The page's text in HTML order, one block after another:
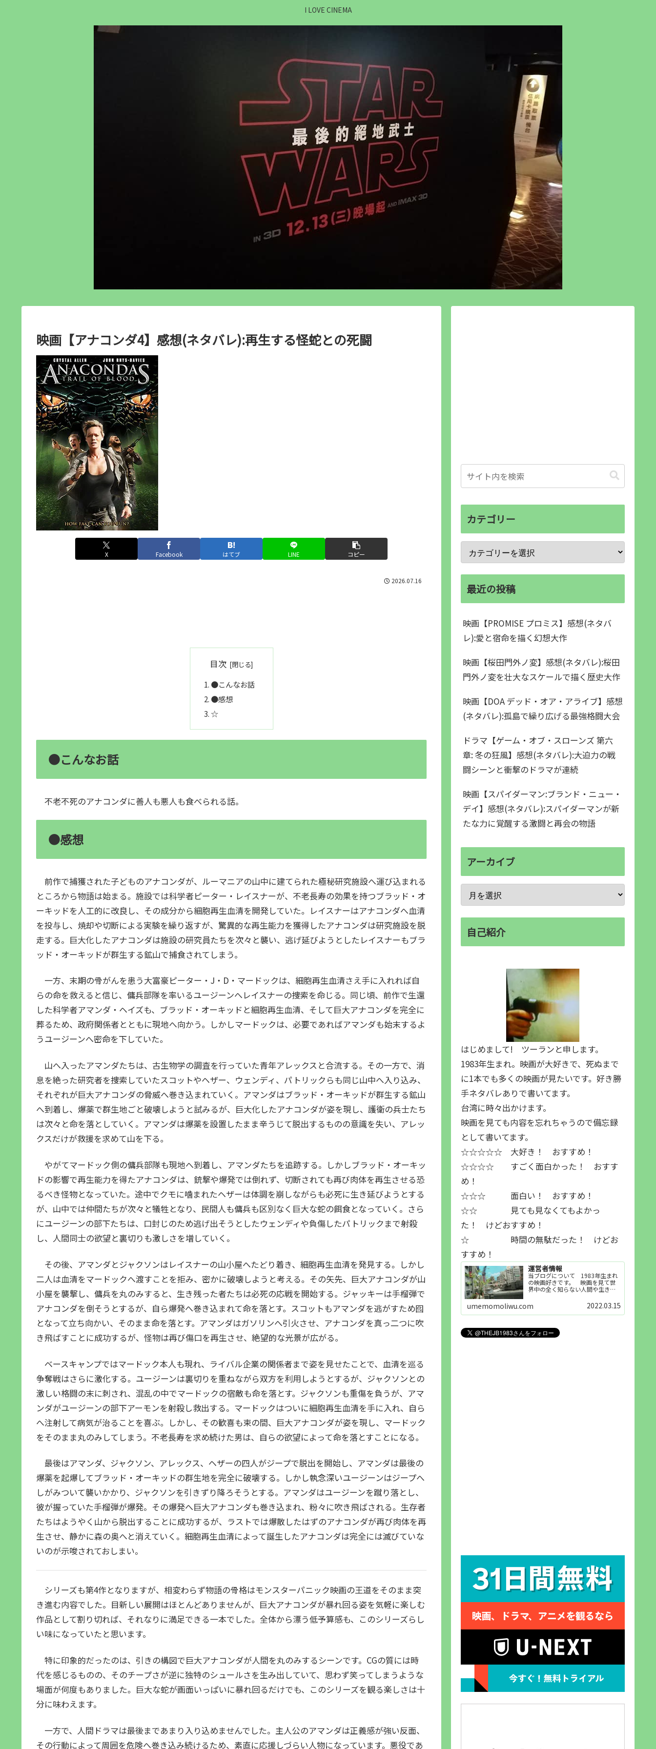
I LOVE CINEMA
映画【アナコンダ4】感想(ネタバレ):再生する怪蛇との死闘
X Facebook はてブ LINE コピー
2026.07.16
目次
●こんなお話
●感想
☆
●こんなお話
不老不死のアナコンダに善人も悪人も食べられる話。
●感想
前作で捕獲された子どものアナコンダが、ルーマニアの山中に建てられた極秘研究施設へ運び込まれる
ところから物語は始まる。施設では科学者ピーター・レイスナーが、不老長寿の効果を持つブラッド・オ
ーキッドを人工的に改良し、その成分から細胞再生血清を開発していた。レイスナーはアナコンダへ血清
を投与し、焼却や切断による実験を繰り返すが、驚異的な再生能力を獲得したアナコンダは研究施設を脱
走する。巨大化したアナコンダは施設の研究員たちを次々と襲い、逃げ延びようとしたレイスナーもブラ
ッド・オーキッドが群生する鉱山で捕食されてしまう。
一方、末期の骨がんを患う大富豪ピーター・J・D・マードックは、細胞再生血清さえ手に入れれば自
らの命を救えると信じ、傭兵部隊を率いるユージーンへレイスナーの捜索を命じる。同じ頃、前作で生還
した科学者アマンダ・ヘイズも、ブラッド・オーキッドと細胞再生血清、そして巨大アナコンダを完全に
葬るため、政府関係者とともに現地へ向かう。しかしマードックは、必要であればアマンダも始末するよ
うユージーンへ密命を下していた。
山へ入ったアマンダたちは、古生物学の調査を行っていた青年アレックスと合流する。その一方で、消
息を絶った研究者を捜索していたスコットやヘザー、ウェンディ、パトリックらも同じ山中へ入り込み、
それぞれが巨大アナコンダの脅威へ巻き込まれていく。アマンダはブラッド・オーキッドが群生する鉱山
へ到着し、爆薬で群生地ごと破壊しようと試みるが、巨大化したアナコンダが姿を現し、護衛の兵士たち
は次々と命を落としていく。アマンダは爆薬を設置したまま辛うじて脱出するものの意識を失い、アレッ
クスだけが救援を求めて山を下る。
やがてマードック側の傭兵部隊も現地へ到着し、アマンダたちを追跡する。しかしブラッド・オーキッ
ドの影響で再生能力を得たアナコンダは、銃撃や爆発では倒れず、切断されても再び肉体を再生させる恐
るべき怪物となっていた。途中でクモに噛まれたヘザーは体調を崩しながらも必死に生き延びようとする
が、山中では仲間たちが次々と犠牲となり、民間人も傭兵も区別なく巨大な蛇の餌食となっていく。さら
にユージーンの部下たちは、口封じのため逃げ出そうとしたウェンディや負傷したパトリックまで射殺
し、人間同士の欲望と裏切りも激しさを増していく。
その後、アマンダとジャクソンはレイスナーの山小屋へたどり着き、細胞再生血清を発見する。しかし
二人は血清をマードックへ渡すことを拒み、密かに破壊しようと考える。その矢先、巨大アナコンダが山
小屋を襲撃し、傭兵を丸のみすると、生き残った者たちは必死の応戦を開始する。ジャッキーは手榴弾で
アナコンダを倒そうとするが、自ら爆発へ巻き込まれて命を落とす。スコットもアマンダを逃がすため囮
となって立ち向かい、そのまま命を落とす。アマンダはガソリンへ引火させ、アナコンダを真っ二つに吹
き飛ばすことに成功するが、怪物は再び傷口を再生させ、絶望的な光景が広がる。
ベースキャンプではマードック本人も現れ、ライバル企業の関係者まで姿を見せたことで、血清を巡る
争奪戦はさらに激化する。ユージーンは裏切りを重ねながら双方を利用しようとするが、ジャクソンとの
激しい格闘の末に刺され、混乱の中でマードックの宿敵も命を落とす。ジャクソンも重傷を負うが、アマ
ンダがユージーンの部下アーモンを射殺し救出する。マードックはついに細胞再生血清を手に入れ、自ら
へ注射して病気が治ることを喜ぶ。しかし、その歓喜も束の間、巨大アナコンダが姿を現し、マードック
をそのまま丸のみしてしまう。不老長寿を求め続けた男は、自らの欲望によって命を落とすことになる。
最後はアマンダ、ジャクソン、アレックス、ヘザーの四人がジープで脱出を開始し、アマンダは最後の
爆薬を起爆してブラッド・オーキッドの群生地を完全に破壊する。しかし執念深いユージーンはジープへ
しがみついて襲いかかり、ジャクソンを引きずり降ろそうとする。アマンダはユージーンを蹴り落とし、
彼が握っていた手榴弾が爆発。その爆発へ巨大アナコンダも巻き込まれ、粉々に吹き飛ばされる。生存者
たちはようやく山から脱出することに成功するが、ラストでは爆散したはずのアナコンダが再び肉体を再
生させ、静かに森の奥へと消えていく。細胞再生血清によって誕生したアナコンダは完全には滅びていな
いのが示唆されておしまい。
シリーズも第4作となりますが、相変わらず物語の骨格はモンスターパニック映画の王道をそのまま突
き進む内容でした。目新しい展開はほとんどありませんが、巨大アナコンダが暴れ回る姿を気軽に楽しむ
作品として割り切れば、それなりに満足できる一本でした。全体から漂う低予算感も、このシリーズらし
い味になっていたと思います。
特に印象的だったのは、引きの構図で巨大アナコンダが人間を丸のみするシーンです。CGの質には時
代を感じるものの、そのチープさが逆に独特のシュールさを生み出していて、思わず笑ってしまうような
場面が何度もありました。巨大な蛇が画面いっぱいに暴れ回るだけでも、このシリーズを観る楽しさは十
分に味わえます。
一方で、人間ドラマは最後まであまり入り込めませんでした。主人公のアマンダは正義感が強い反面、
その行動によって周囲を危険へ巻き込み続けるため、素直に応援しづらい人物になっています。悪役であ
カテゴリー
最近の投稿
映画【PROMISE プロミス】感想(ネタバ
レ):愛と宿命を描く幻想大作
映画【桜田門外ノ変】感想(ネタバレ):桜田
門外ノ変を壮大なスケールで描く歴史大作
映画【DOA デッド・オア・アライブ】感想
(ネタバレ):孤島で繰り広げる最強格闘大会
ドラマ【ゲーム・オブ・スローンズ 第六
章: 冬の狂風】感想(ネタバレ):大迫力の戦
闘シーンと衝撃のドラマが連続
映画【スパイダーマン:ブランド・ニュー・
デイ】感想(ネタバレ):スパイダーマンが新
たな力に覚醒する激闘と再会の物語
アーカイブ
自己紹介
はじめまして! ツーランと申します。
1983年生まれ。映画が大好きで、死ぬまで
に1本でも多くの映画が見たいです。好き勝
手ネタバレありで書いてます。
台湾に時々出かけます。
映画を見ても内容を忘れちゃうので備忘録
として書いてます。
☆☆☆☆☆ 大好き！ おすすめ！
☆☆☆☆ すごく面白かった！ おすす
め！
☆☆☆ 面白い！ おすすめ！
☆☆ 見ても見なくてもよかっ
た！ けどおすすめ！
☆ 時間の無駄だった！ けどお
すすめ！
運営者情報
当ブログについて 1983年生まれ
の映画好きです。 映画を見て世
界中の全く知らない人間や生き物
世界知らない世界に触れることが
好きで映画を見てます。「映画を
見られれば幸福度を高い」とわか
umemomoliwu.com 2022.03.15